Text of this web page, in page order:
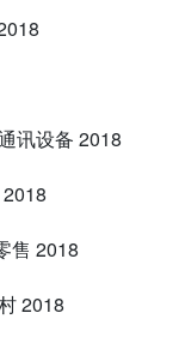
讯设备 2018
售 2018
2018